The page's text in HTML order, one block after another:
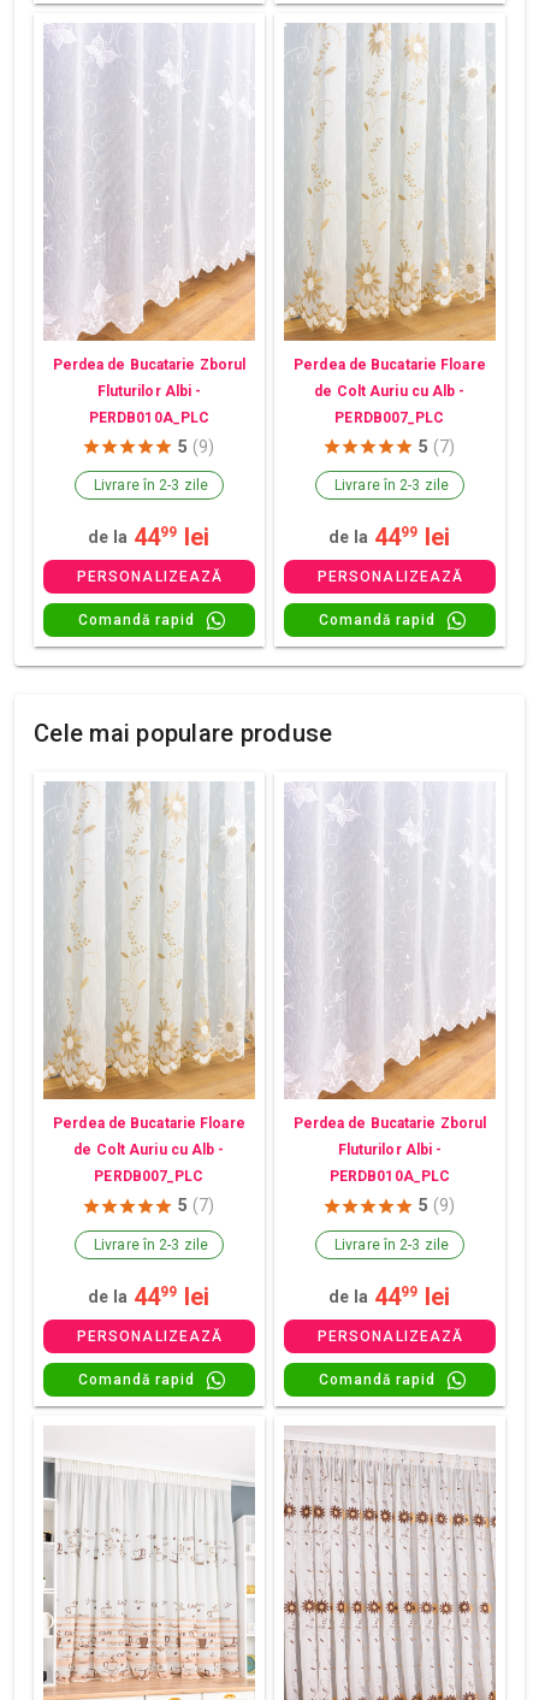
Perdea de Bucatarie Zborul
Fluturilor Albi -
PERDB010A_PLC
5 (9)
Livrare în 2-3 zile
de la 4499 lei
PERSONALIZEAZĂ
Comandă rapid
Perdea de Bucatarie Floare
de Colt Auriu cu Alb -
PERDB007_PLC
5 (7)
Livrare în 2-3 zile
de la 4499 lei
PERSONALIZEAZĂ
Comandă rapid
Cele mai populare produse
Perdea de Bucatarie Floare
de Colt Auriu cu Alb -
PERDB007_PLC
5 (7)
Livrare în 2-3 zile
de la 4499 lei
PERSONALIZEAZĂ
Comandă rapid
Perdea de Bucatarie Zborul
Fluturilor Albi -
PERDB010A_PLC
5 (9)
Livrare în 2-3 zile
de la 4499 lei
PERSONALIZEAZĂ
Comandă rapid